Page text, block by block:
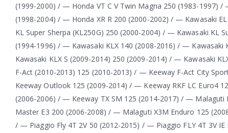
(1999-2000) / — Honda VT C V Twin Magna 250 (1983-1997)
(1998-2004) / — Honda XR R 200 (2000-2002) / — Kawasaki
KL Super Sherpa (KL250G) 250 (2000-2004) / — Kawasaki KL
(1994-1996) / — Kawasaki KLX 140 (2008-2016) / —
Kawasaki KLX S (2009-2014) 250 (2009-2014) / — Kawasaki
F-Act (2010-2013) 125 (2010-2013) / — Keeway F-Act City
Keeway Outlook 125 (2009-2014) / — Keeway RKF LC Euro4
(2006-2006) / — Keeway TX SM 125 (2014-2017) / —
Master E3 200 (2006-2008) / — Malaguti X3M Enduro 125
/ — Piaggio Fly 4T 2V 50 (2012-2015) / — Piaggio FLY 4T 3V